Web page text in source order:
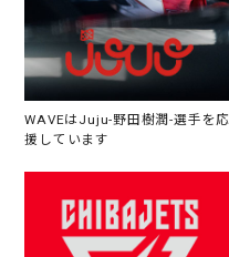
WAVEはJuju-野田樹潤-選手を応
援しています